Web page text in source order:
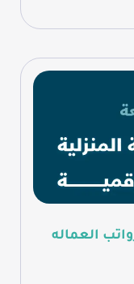
العماله